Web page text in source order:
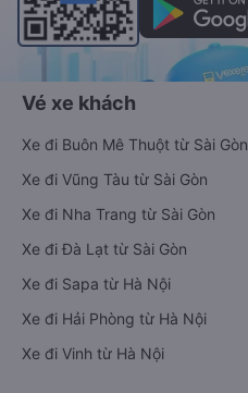
Vé xe khách
Xe đi Buôn Mê Thuột từ Sài Gòn
Xe đi Vũng Tàu từ Sài Gòn
Xe đi Nha Trang từ Sài Gòn
Xe đi Đà Lạt từ Sài Gòn
Xe đi Sapa từ Hà Nội
Xe đi Hải Phòng từ Hà Nội
Xe đi Vinh từ Hà Nội